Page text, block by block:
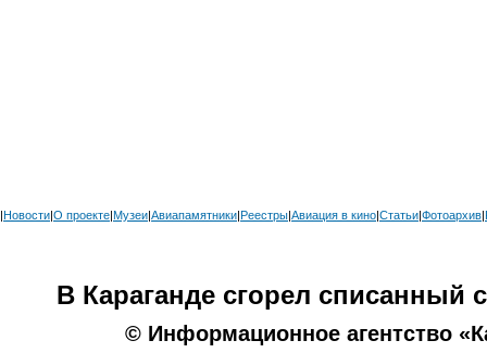
|Новости|О проекте|Музеи|Авиапамятники|Реестры|Авиация в кино|Статьи|Фотоархив|
В Караганде сгорел списанный
© Информационное агентство